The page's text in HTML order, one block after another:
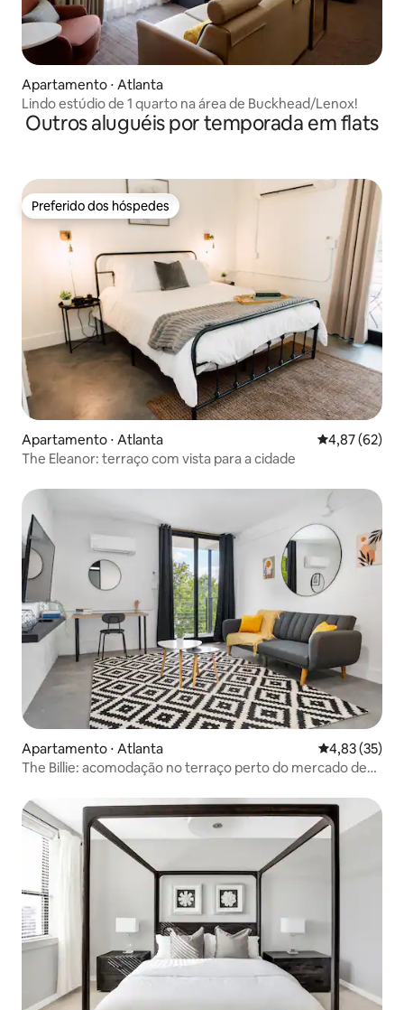
Apartamento ⋅ Atlanta
Lindo estúdio de 1 quarto na área de Buckhead/Lenox!
Outros aluguéis por temporada em flats
Preferido dos hóspedes
Preferido dos hóspedes
Apartamento ⋅ Atlanta 4,87 de uma
4,87 (62)
The Eleanor: terraço com vista para a cidade
Apartamento ⋅ Atlanta 4,83 de uma
4,83 (35)
The Billie: acomodação no terraço perto do mercado de